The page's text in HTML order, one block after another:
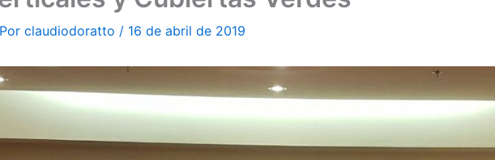
claudiodoratto / 16 de abril de 2019